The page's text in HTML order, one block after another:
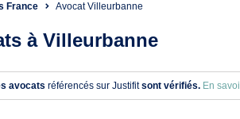
France Avocat Villeurbanne
à Villeurbanne
avocats référencés sur Justifitsont vérifiés. En